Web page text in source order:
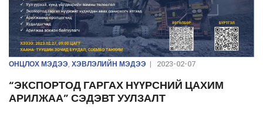
ОНЦЛОХ МЭДЭЭ, ХЭВЛЭЛИЙН МЭДЭЭ | 2023-02-07
“ЭКСПОРТОД ГАРГАХ НҮҮРСНИЙ ЦАХИМ
АРИЛЖАА” СЭДЭВТ УУЛЗАЛТ